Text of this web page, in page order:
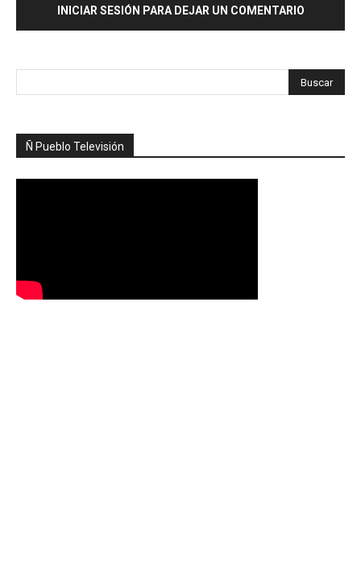
INICIAR SESIÓN PARA DEJAR UN COMENTARIO
Ñ Pueblo Televisión